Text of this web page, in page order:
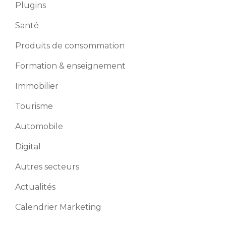
Plugins
Santé
Produits de consommation
Formation & enseignement
Immobilier
Tourisme
Automobile
Digital
Autres secteurs
Actualités
Calendrier Marketing